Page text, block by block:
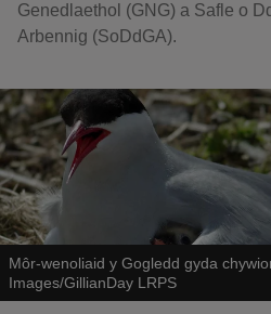
Genedlaethol (GNG) a Safle o
Arbennig (SoDdGA).
Môr-wenoliaid y Gogledd gyda
Images/GillianDay LRPS